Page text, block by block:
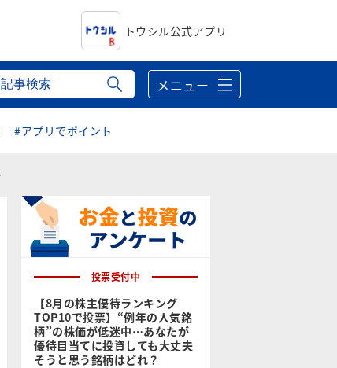
トウシル公式アプリ
メニュー
#アプリでポイント
投票受付中
【8月の株主優待ランキング
TOP10で投票】“例年の人気銘
柄”の株価が低迷中…あなたが
優待目当てに投資しても大丈夫
そうと思う銘柄はどれ？